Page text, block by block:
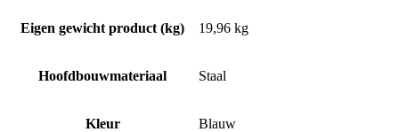
Eigen gewicht product (kg) 19,96 kg
Hoofdbouwmateriaal Staal
Kleur Blauw